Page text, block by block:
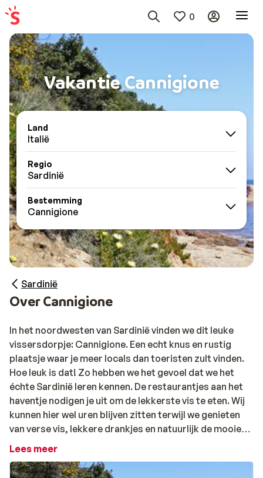
0
Vakantie Cannigione
Land
Italië
Regio
Sardinië
Bestemming
Cannigione
Sardinië
Over Cannigione
In het noordwesten van Sardinië vinden we dit leuke
vissersdorpje: Cannigione. Een echt knus en rustig
plaatsje waar je meer locals dan toeristen zult vinden.
Hoe leuk is dat! Zo hebben we het gevoel dat we het
échte Sardinië leren kennen. De restaurantjes aan het
haventje nodigen je uit om de lekkerste vis te eten. Wij
kunnen hier wel uren blijven zitten terwijl we genieten
van verse vis, lekkere drankjes en natuurlijk de mooie
omgeving. Ze zeggen wel eens dat de mediterraanse
zeker dat dit klopt! Het kleine strandje waar je heerlijk
Lees meer